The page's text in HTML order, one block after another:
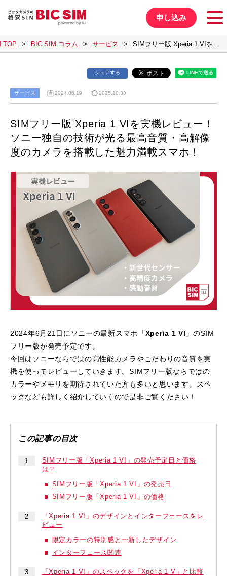
申し込み
TOP BIC SIM コラム サービス SIMフリー版 Xperia 1 VIを…
シェアする
サービス 2024.06.19 2025.10.30
SIMフリー版 Xperia 1 VIを実機レビュー！
ソニー独自の技術が光る最高音質・高解像
度のカメラを搭載した魅力満載スマホ！
2024年6月21日にソニーの最新スマホ 「Xperia 1 VI」のSIM
フリー版が発売予定です。
今回はソニーならではの高性能カメラやこだわりの音質を実
機を使ってレビューしていきます。SIMフリー版ならではの
カラーやメモリを期待されていた方も多いと思います。スペ
ックなども詳しく紹介していくので是非ご覧ください！
SIMフリー版「Xperia 1 VI」の発売予定日と価格
は？
SIMフリー版「Xperia 1 VI」の発売日
SIMフリー版「Xperia 1 VI」の価格
「Xperia 1 VI」のデザインとインターフェースをレ
ビュー
限定カラーの特別感と一新したデザイン
インターフェース関連
「Xperia 1 VI」のスペックを「Xperia 1 V」と比較